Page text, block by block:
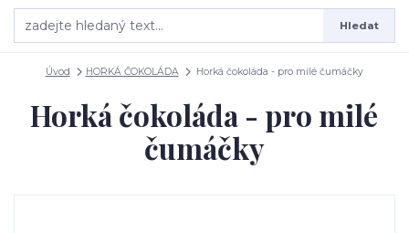
Hledat
Úvod HORKÁ ČOKOLÁDA Horká čokoláda - pro milé čumáčky
Horká čokoláda - pro milé
čumáčky